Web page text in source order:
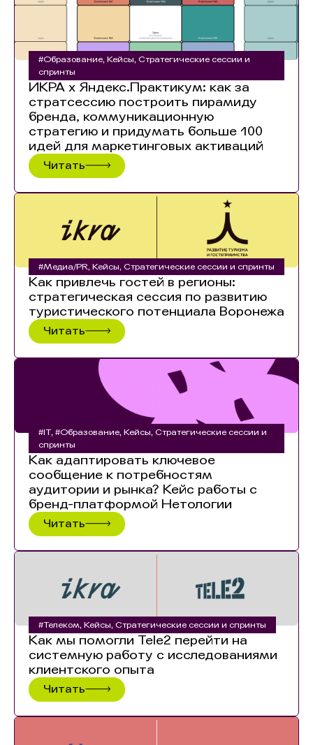
#Образование, Кейсы, Стратегические сессии и
спринты
ИКРА х Яндекс.Практикум: как за
стратсессию построить пирамиду
бренда, коммуникационную
стратегию и придумать больше 100
идей для маркетинговых активаций
Читать
#Медиа/PR, Кейсы, Стратегические сессии и спринты
Как привлечь гостей в регионы:
стратегическая сессия по развитию
туристического потенциала Воронежа
Читать
#IT, #Образование, Кейсы, Стратегические сессии и
спринты
Как адаптировать ключевое
сообщение к потребностям
аудитории и рынка? Кейс работы с
бренд-платформой Нетологии
Читать
#Телеком, Кейсы, Стратегические сессии и спринты
Как мы помогли Tele2 перейти на
системную работу с исследованиями
клиентского опыта
Читать